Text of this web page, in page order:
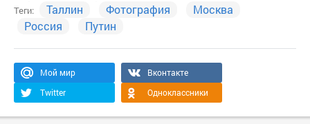
Теги: Таллин Фотография
Москва
Россия
Путин
Мой мир
Вконтакте
Twitter
Одноклассники